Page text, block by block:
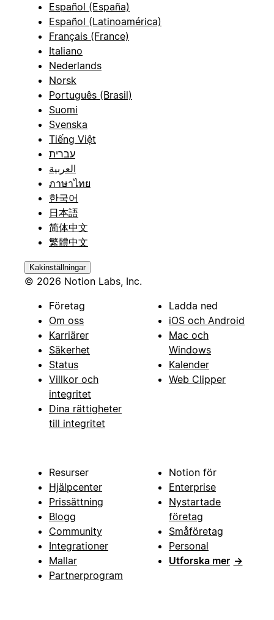
Español (España)
Español (Latinoamérica)
Français (France)
Italiano
Nederlands
Norsk
Português (Brasil)
Suomi
Svenska
Tiếng Việt
עברית
العربية
ภาษาไทย
한국어
日本語
简体中文
繁體中文
Kakinställningar
© 2026 Notion Labs, Inc.
Företag
Om oss
Karriärer
Säkerhet
Status
Villkor och
integritet
Dina rättigheter
till integritet
Ladda ned
iOS och Android
Mac och
Windows
Kalender
Web Clipper
Resurser
Hjälpcenter
Prissättning
Blogg
Community
Integrationer
Mallar
Partnerprogram
Notion för
Enterprise
Nystartade
företag
Småföretag
Personal
Utforska mer →